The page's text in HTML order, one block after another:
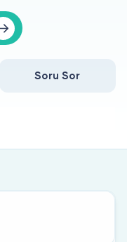
Soru Sor